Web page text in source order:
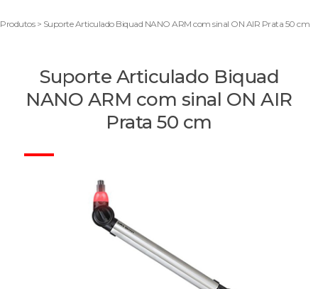
Produtos > Suporte Articulado Biquad NANO ARM com sinal ON AIR Prata 50 cm
Suporte Articulado Biquad
NANO ARM com sinal ON AIR
Prata 50 cm